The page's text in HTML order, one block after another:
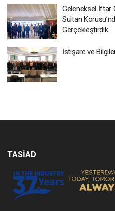
Geleneksel İftar
Sultan
Gerçekleştirdik
İstişare ve
TASİAD